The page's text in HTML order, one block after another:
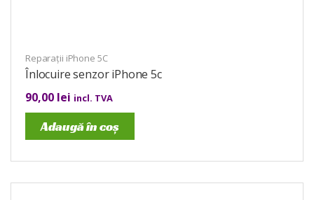
Reparații iPhone 5C
Înlocuire senzor iPhone 5c
90,00 lei incl. TVA
Adaugă în coș